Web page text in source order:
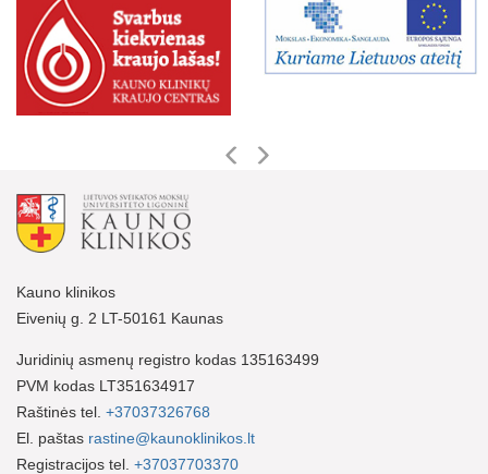
Kauno klinikos
Eivenių g. 2 LT-50161 Kaunas
Juridinių asmenų registro kodas 135163499
PVM kodas LT351634917
Raštinės tel. +37037326768
El. paštas rastine@kaunoklinikos.lt
Registracijos tel. +37037703370